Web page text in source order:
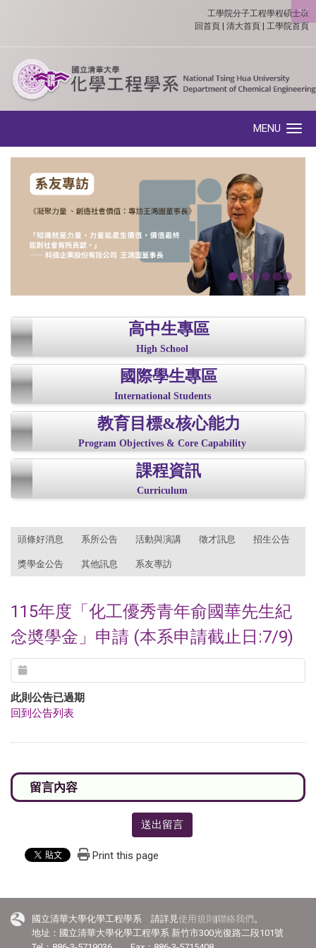
:::
工學院分子工程學程碩士班
回首頁
清大首頁 工學院首頁
MENU
高中生專區
High School
國際學生專區
International Students
教育目標&核心能力
Program Objectives & Core Capability
課程資訊
Curriculum
頭條好消息 系所公告 活動與演講 徵才訊息 招生公告
獎學金公告 其他訊息 系友專訪
115年度「化工優秀青年俞國華先生紀
念奬學金」申請 (本系申請截止日:7/9)
此則公告已過期
回到公告列表
送出留言
Print this page
國立清華大學化學工程學系 請詳見 使用規則|聯絡我們 。
地址：國立清華大學化學工程學系 新竹市300光復路二段101號